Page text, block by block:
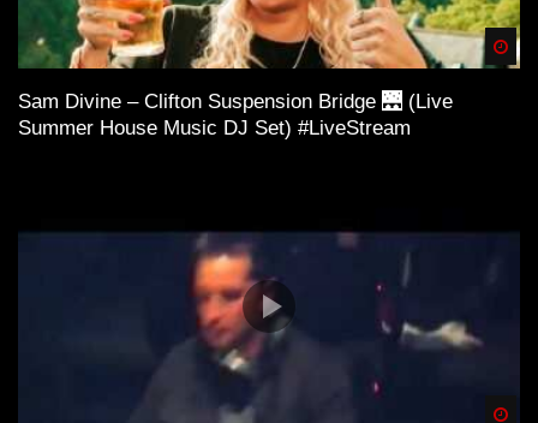
Sam Divine – Clifton Suspension Bridge 🌉 (Live
Summer House Music DJ Set) #LiveStream